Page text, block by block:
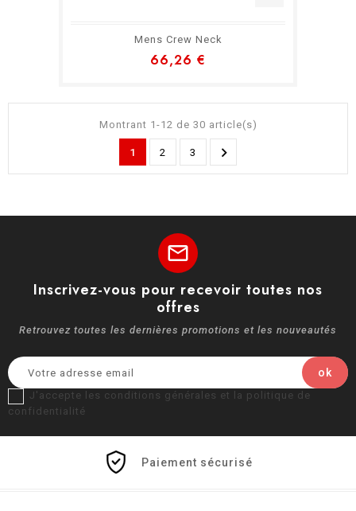
Mens Crew Neck
66,26 €
Montrant 1-12 de 30 article(s)
1 2 3 
mail
Inscrivez-vous pour recevoir toutes nos
offres
Retrouvez toutes les dernières promotions et les nouveautés
J'accepte les conditions générales et la politique de
confidentialité
Paiement sécurisé